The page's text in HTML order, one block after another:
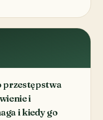
przestępstwa
i
i kiedy go